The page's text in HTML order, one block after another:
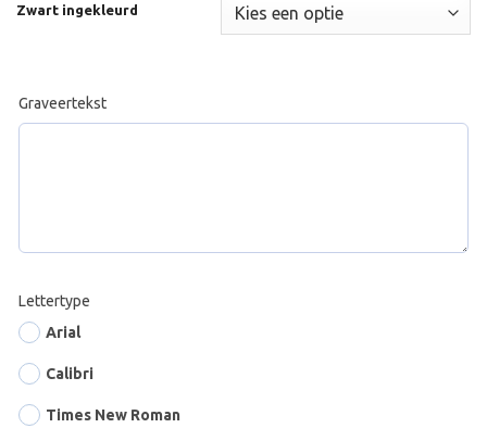
Zwart ingekleurd
Graveertekst
Lettertype
Arial
Calibri
Times New Roman